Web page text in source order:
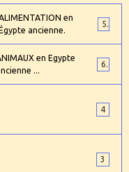
en
ancienne.
5
en Egypte
...
6
4
3